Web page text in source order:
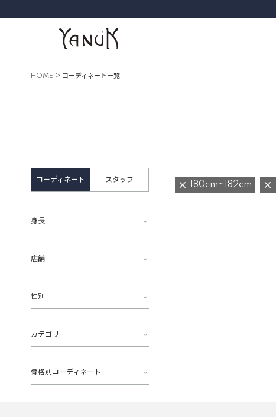
HOME コーディネート一覧
コーディネート スタッフ
身長
店舗
性別
カテゴリ
骨格別コーディネート
180cm~182cm